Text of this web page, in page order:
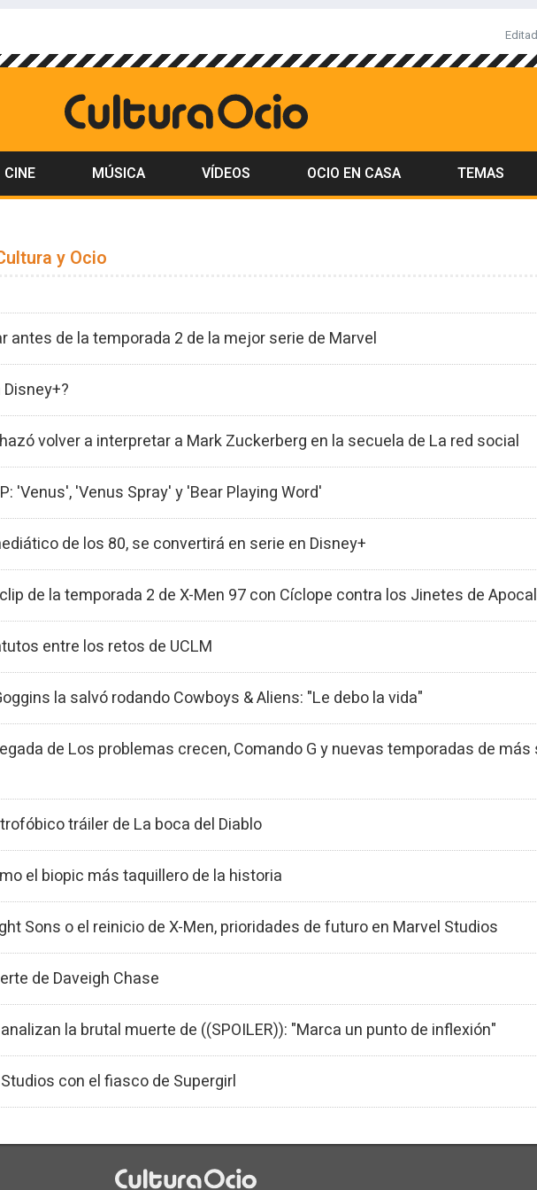
CINE MÚSICA VÍDEOS OCIO EN CASA TEMAS
y Ocio
antes de la temporada 2 de la mejor serie de Marvel
volver a interpretar a Mark Zuckerberg en la secuela de La red social
'Venus', 'Venus Spray' y 'Bear Playing Word'
de los 80, se convertirá en serie en Disney+
de la temporada 2 de X-Men 97 con Cíclope contra los Jinetes de
entre los retos de UCLM
la salvó rodando Cowboys & Aliens: "Le debo la vida"
de Los problemas crecen, Comando G y nuevas temporadas de más
tráiler de La boca del Diablo
el biopic más taquillero de la historia
Sons o el reinicio de X-Men, prioridades de futuro en Marvel Studios
de Daveigh Chase
la brutal muerte de ((SPOILER)): "Marca un punto de inflexión"
con el fiasco de Supergirl